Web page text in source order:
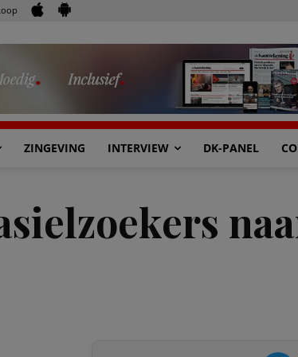
ZINGEVING INTERVIEW DK-PANEL